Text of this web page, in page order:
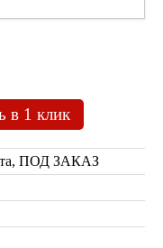
Мозаичные
в 1 клик
ПОД ЗАКАЗ